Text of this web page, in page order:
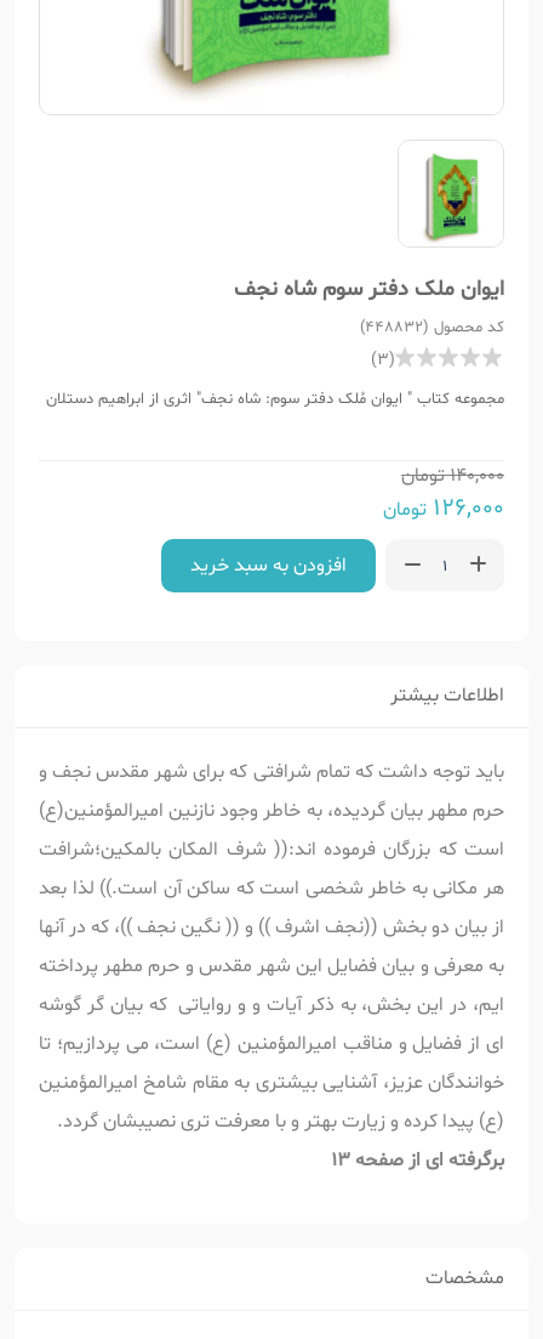
ایوان ملک دفتر سوم شاه نجف
کد محصول (448832)
(3)
مجموعه کتاب " ایوان مُلک دفتر سوم: شاه نجف" اثری از ابراهیم دستلان
140,000تومان
126,000 تومان
افزودن به سبد خرید
اطلاعات بیشتر
باید توجه داشت که تمام شرافتی که برای شهر مقدس نجف و
حرم مطهر بیان گردیده، به خاطر وجود نازنین امیرالمؤمنین(ع)
است که بزرگان فرموده اند:(( شرف المکان بالمکین؛شرافت
هر مکانی به خاطر شخصی است که ساکن آن است.)) لذا بعد
از بیان دو بخش ((نجف اشرف )) و (( نگین نجف ))، که در آنها
به معرفی و بیان فضایل این شهر مقدس و حرم مطهر پرداخته
ایم، در این بخش، به ذکر آیات و و روایاتی که بیان گر گوشه
ای از فضایل و مناقب امیرالمؤمنین (ع) است، می پردازیم؛ تا
خوانندگان عزیز، آشنایی بیشتری به مقام شامخ امیرالمؤمنین
(ع) پیدا کرده و زیارت بهتر و با معرفت تری نصیبشان گردد.
برگرفته ای از صفحه 13
مشخصات